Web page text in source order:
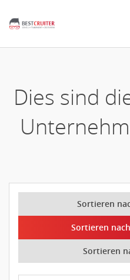
Dies sind
Sortieren
Sortieren
Sortieren